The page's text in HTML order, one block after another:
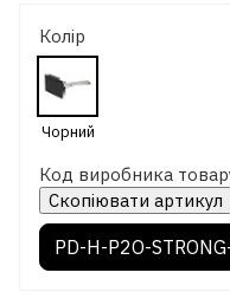
Колір
Код виробника
Скопіювати артикул
PD-H-P2O-